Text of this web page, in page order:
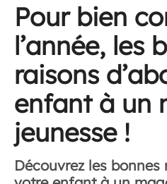
Pour bien
l’année, les
raisons
enfant à un
jeunesse !
Découvrez les bonnes